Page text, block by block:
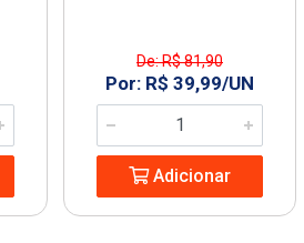
De: R$ 81,90
Por: R$ 39,99/UN
Adicionar